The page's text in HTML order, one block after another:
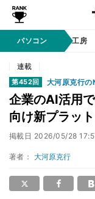
パソコンパソコン工房
連載
第452回 大河原克行
企業のAI活用
向け新プラッ
掲載日 2026/05/28
著者： 大河原克行